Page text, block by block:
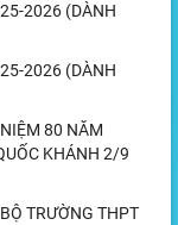
2026 (DÀNH
2026 (DÀNH
80 NĂM
KHÁNH 2/9
TRƯỜNG THPT